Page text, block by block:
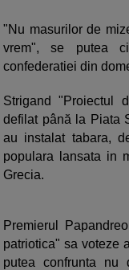
"Nu masurilor de
vrem", se putea
confederatiei din
Strigand "Proiectul
defilat până la Piata
au instalat tabara,
populara lansata in
Grecia.
Premierul
patriotica" sa voteze
putea confrunta